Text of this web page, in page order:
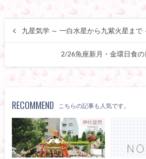
九星気学 ～ 一白水星から九紫火星ま
2/26魚座新月・金環日食
RECOMMEND こちらの記事も人気です。
神社徒然